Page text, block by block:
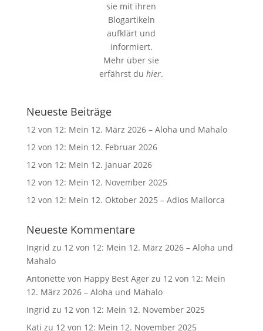
sie mit ihren
Blogartikeln
aufklärt und
informiert.
Mehr über sie
erfährst duhier.
Neueste Beiträge
12 von 12: Mein 12. März 2026 – Aloha und Mahalo
12 von 12: Mein 12. Februar 2026
12 von 12: Mein 12. Januar 2026
12 von 12: Mein 12. November 2025
12 von 12: Mein 12. Oktober 2025 – Adios Mallorca
Neueste Kommentare
Ingrid zu 12 von 12: Mein 12. März 2026 – Aloha und
Mahalo
Antonette von Happy Best Agerzu 12 von 12: Mein
12. März 2026 – Aloha und Mahalo
Ingrid zu 12 von 12: Mein 12. November 2025
Kati zu 12 von 12: Mein 12. November 2025